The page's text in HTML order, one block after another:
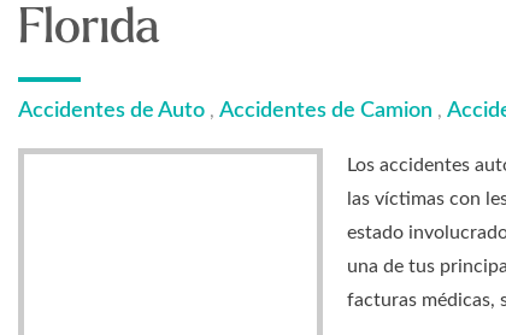
Florida
Accidentes de Auto , Accidentes de Camion ,
Los accidentes
las víctimas con
estado
una de tus
facturas médicas,